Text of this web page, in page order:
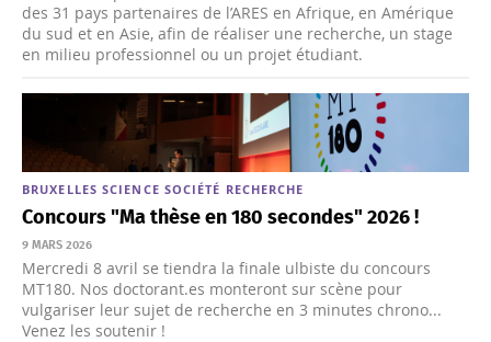
des 31 pays partenaires de l’ARES en Afrique, en Amérique
du sud et en Asie, afin de réaliser une recherche, un stage
en milieu professionnel ou un projet étudiant.
BRUXELLES SCIENCE SOCIÉTÉ RECHERCHE
Concours "Ma thèse en 180 secondes" 2026 !
9 MARS 2026
Mercredi 8 avril se tiendra la finale ulbiste du concours
MT180. Nos doctorant.es monteront sur scène pour
vulgariser leur sujet de recherche en 3 minutes chrono...
Venez les soutenir !